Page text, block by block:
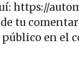
https://
tu
en el